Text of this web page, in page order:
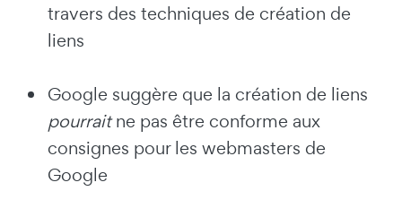
travers des techniques de création de
liens
Google suggère que la création de liens
pourraitne pas être conforme aux
consignes pour les webmasters de
Google